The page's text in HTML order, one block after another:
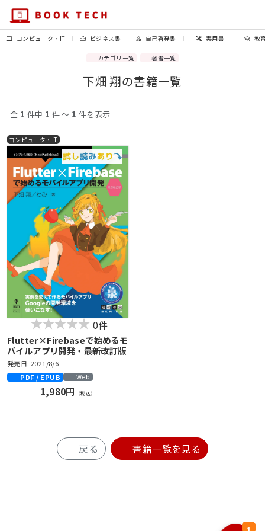
コンピュータ・IT ビジネス書 自己啓発書 実用書 教
カテゴリ一覧 著者一覧
下畑 翔の書籍一覧
全 1 件中 1 件 〜 1 件を表示
コンピュータ・IT
0件
Flutter×Firebaseで始めるモ
バイルアプリ開発・最新改訂版
発売日: 2021/8/6
PDF / EPUB
Web
1,980円 （税込）
戻る 書籍一覧を見る